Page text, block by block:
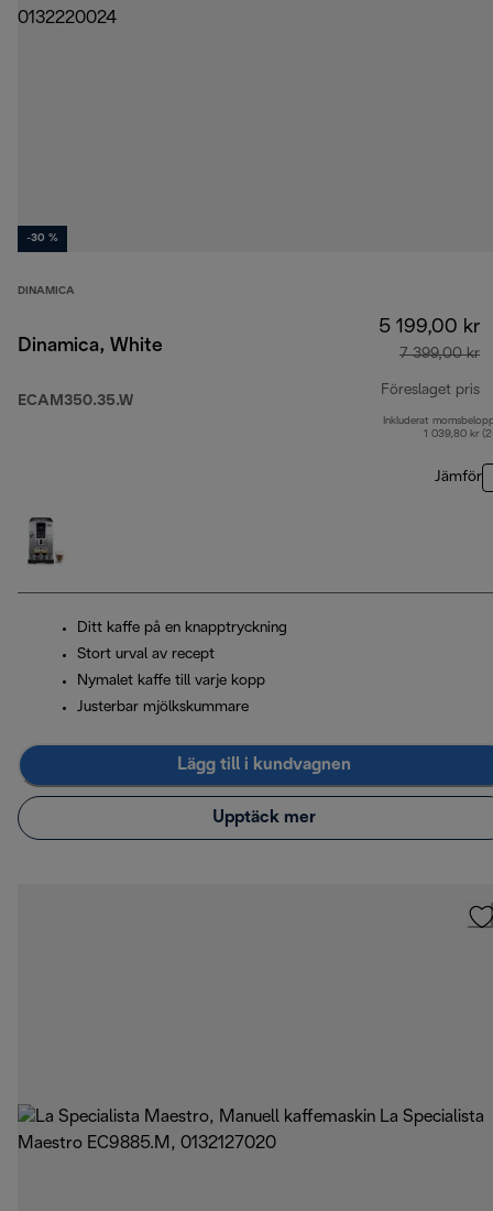
-30 %
DINAMICA
Dinamica, White
ECAM350.35.W
5 199,00 kr
7 399,00 kr
Föreslaget pris
Inkluderat
1 039,80 kr
Jämför
Ditt kaffe på en knapptryckning
Stort urval av recept
Nymalet kaffe till varje kopp
Justerbar mjölkskummare
Lägg till i kundvagnen
Upptäck mer